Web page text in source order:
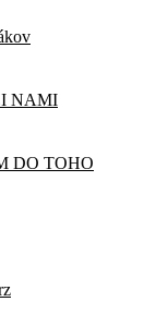
NAMI
DO TOHO